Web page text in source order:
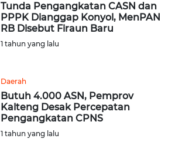
Tunda Pengangkatan CASN dan
PPPK Dianggap Konyol, MenPAN
RB Disebut Firaun Baru
1 tahun yang lalu
Daerah
Butuh 4.000 ASN, Pemprov
Kalteng Desak Percepatan
Pengangkatan CPNS
1 tahun yang lalu